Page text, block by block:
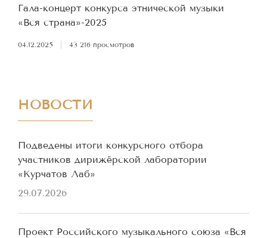
Гала-концерт конкурса этнической музыки
«Вся страна»-2025
04.12.2025 43 216 просмотров
НОВОСТИ
Подведены итоги конкурсного отбора
участников дирижёрской лаборатории
«Курчатов Лаб»
29.07.2026
Проект Российского музыкального союза «Вся